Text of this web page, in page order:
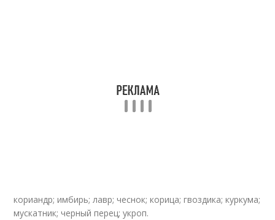
кориандр; имбирь; лавр; чеснок; корица; гвоздика; куркума;
мускатник; черный перец; укроп.